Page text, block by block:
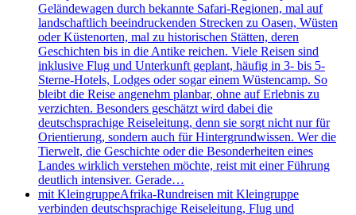
Geländewagen durch bekannte Safari-Regionen, mal auf
landschaftlich beeindruckenden Strecken zu Oasen, Wüsten
oder Küstenorten, mal zu historischen Stätten, deren
Geschichten bis in die Antike reichen. Viele Reisen sind
inklusive Flug und Unterkunft geplant, häufig in 3- bis 5-
Sterne-Hotels, Lodges oder sogar einem Wüstencamp. So
bleibt die Reise angenehm planbar, ohne auf Erlebnis zu
verzichten. Besonders geschätzt wird dabei die
deutschsprachige Reiseleitung, denn sie sorgt nicht nur für
Orientierung, sondern auch für Hintergrundwissen. Wer die
Tierwelt, die Geschichte oder die Besonderheiten eines
Landes wirklich verstehen möchte, reist mit einer Führung
deutlich intensiver. Gerade…
mit KleingruppeAfrika-Rundreisen mit Kleingruppe
verbinden deutschsprachige Reiseleitung, Flug und